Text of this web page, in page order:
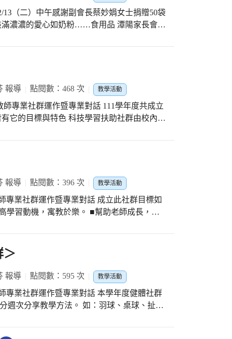
（二）中午感謝副會長蔡妙娟女士捐贈50袋
滿濃濃的愛心如奶粉……食用品 潭陽家長會鄭
報導 點閱數：468 次 教學活動
師專業社群運作暨專業對話 111學年度共成立
它的目標與特色 科技學習扶助社群由校內科
報導 點閱數：396 次 教學活動
專業社群運作暨專業對話 成立此社群目標如
學習動機，寓教於樂。 ■幫助老師成長，重
趣的師生，可把學習的成果作成記錄簿，越
到回饋，再加以修正，修正之後再反覆練
＞
報導 點閱數：595 次 教學活動
專業社群運作暨專業對話 本學年度健體社群
週次分享教學方法。 如：羽球、桌球、扯